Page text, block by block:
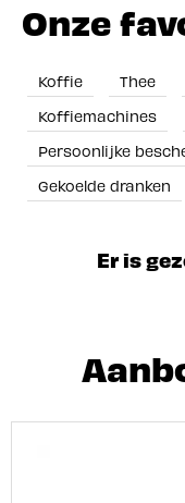
Onze
Koffie Thee
Koffiemachines
Persoonlijke
Gekoelde dranken
Er is